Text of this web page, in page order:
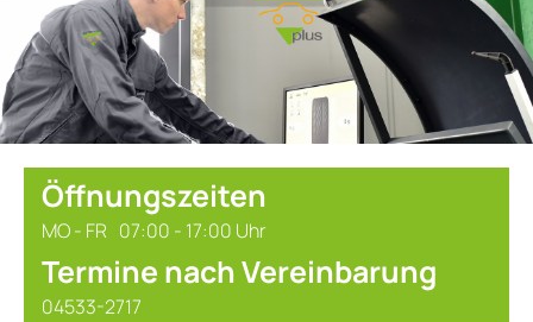
Öffnungszeiten
MO - FR 07:00 - 17:00 Uhr
Termine nach Vereinbarung
04533-2717